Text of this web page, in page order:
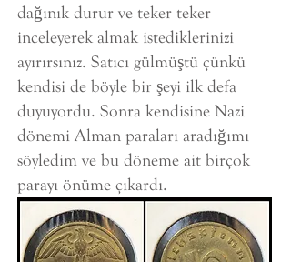
dağınık durur ve teker teker
inceleyerek almak istediklerinizi
ayırırsınız. Satıcı gülmüştü çünkü
kendisi de böyle bir şeyi ilk defa
duyuyordu. Sonra kendisine Nazi
dönemi Alman paraları aradığımı
söyledim ve bu döneme ait birçok
parayı önüme çıkardı.